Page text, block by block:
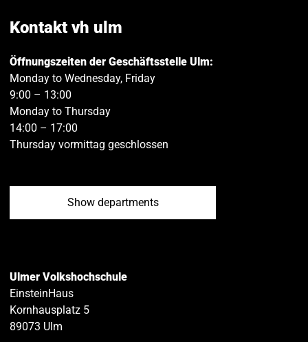
Kontakt vh ulm
Öffnungszeiten der Geschäftsstelle Ulm:
Monday to Wednesday, Friday
9:00 – 13:00
Monday to Thursday
14:00 – 17:00
Thursday vormittag geschlossen
Show departments
Ulmer Volkshochschule
EinsteinHaus
Kornhausplatz 5
89073 Ulm